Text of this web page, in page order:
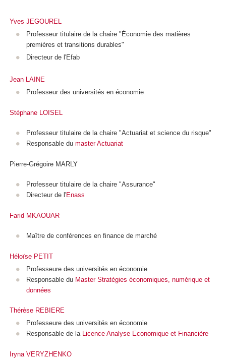
Yves JEGOUREL
Professeur titulaire de la chaire "Économie des matières
premières et transitions durables"
Directeur de l'Efab
Jean LAINE
Professeur des universités en économie
Stéphane LOISEL
Professeur titulaire de la chaire "Actuariat et science du risque"
Responsable du master Actuariat
Pierre-Grégoire MARLY
Professeur titulaire de la chaire "Assurance"
Directeur de l'Enass
Farid MKAOUAR
Maître de conférences en finance de marché
Héloïse PETIT
Professeure des universités en économie
Responsable du Master Stratégies économiques, numérique et
données
Thérèse REBIERE
Professeure des universités en économie
Responsable de la Licence Analyse Economique et Financière
Iryna VERYZHENKO